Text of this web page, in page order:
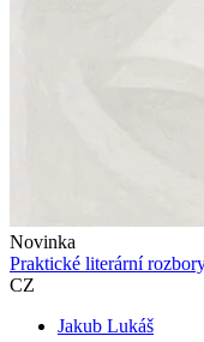
Novinka
Praktické literární
CZ
Jakub Lukáš